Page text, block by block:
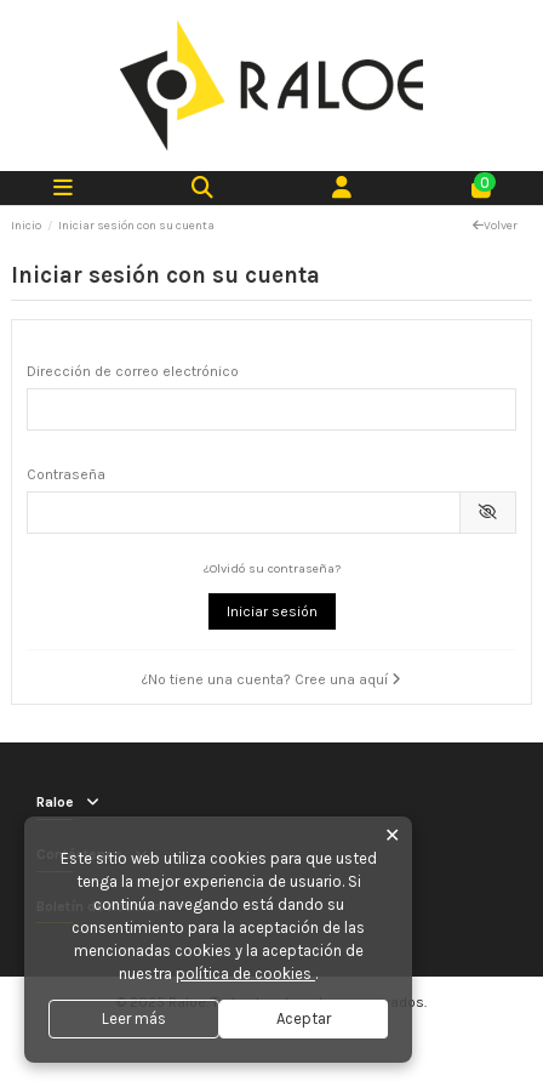
0
Inicio Iniciar sesión con su cuenta Volver
Iniciar sesión con su cuenta
Dirección de correo electrónico
Contraseña
¿Olvidó su contraseña?
Iniciar sesión
¿No tiene una cuenta? Cree una aquí
Raloe
Contáctenos
Boletín de noticias
© 2025 Raloe. Todos los derechos reservados.
✕
Este sitio web utiliza cookies para que usted
tenga la mejor experiencia de usuario. Si
continúa navegando está dando su
consentimiento para la aceptación de las
mencionadas cookies y la aceptación de
nuestra política de cookies .
Leer más Aceptar